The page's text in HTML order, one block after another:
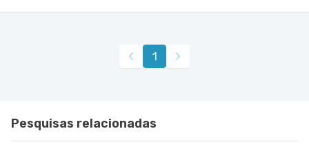
1
Pesquisas relacionadas